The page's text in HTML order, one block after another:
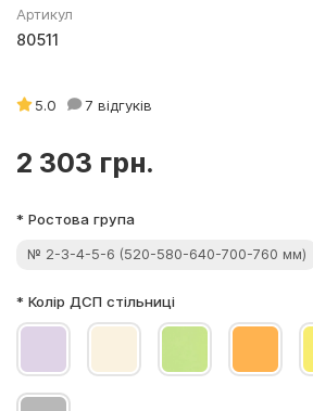
Артикул
80511
5.0 7 відгуків
2 303 грн.
* Ростова група
№ 2-3-4-5-6 (520-580-640-700-760 мм)
* Колір ДСП стільниці